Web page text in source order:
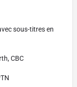
sous-titres en
CBC